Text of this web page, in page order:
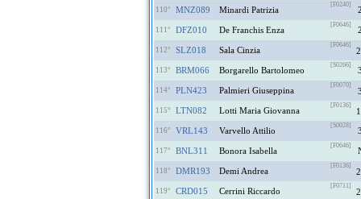
110° MNZ089 Minardi Patrizia
[F0240]
111° DFZ010 De Franchis Enza
[F0646]
112° SLZ018 Sala Cinzia
[F0646]
2
113° BRM066 Borgarello Bartolomeo
[S0266]
114° PLN423 Palmieri Giuseppina
[F0070]
115° LTN082 Lotti Maria Giovanna
[F0136]
1
116° VRL143 Varvello Attilio
[S0028]
117° BNL311 Bonora Isabella
[F0646]
118° DMR193 Demi Andrea
[F0136]
2
119° CRD015 Cerrini Riccardo
[F0711]
2